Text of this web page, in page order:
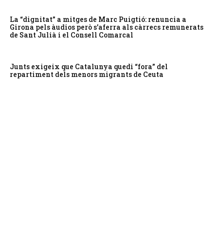
La “dignitat” a mitges de Marc Puigtió: renuncia a
Girona pels àudios però s’aferra als càrrecs remunerats
de Sant Julià i el Consell Comarcal
Junts exigeix que Catalunya quedi “fora” del
repartiment dels menors migrants de Ceuta